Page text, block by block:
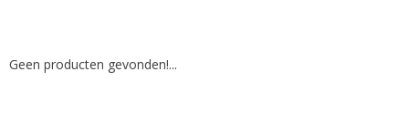
Geen producten gevonden!...